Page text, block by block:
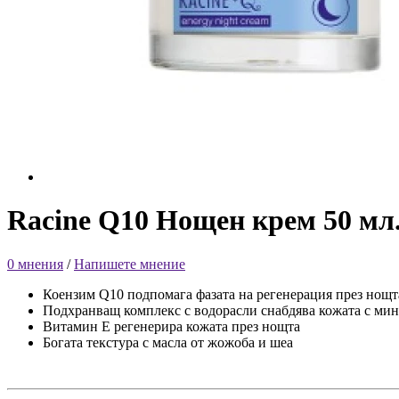
Racine Q10 Нощен крем 50
0 мнения /Напишете мнение
Коензим Q10 подпомага фазата на регенерация през
Подхранващ комплекс с водорасли снабдява кожата с
Витамин E регенерира кожата през нощта
Богата текстура с масла от жожоба и шеа